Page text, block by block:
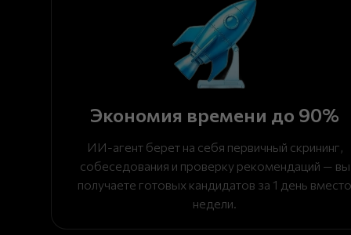
Экономия времени до 90%
ИИ-агент берет на себя первичный скрининг,
собеседования и проверку рекомендаций — вы
получаете готовых кандидатов за 1 день вместо
недели.